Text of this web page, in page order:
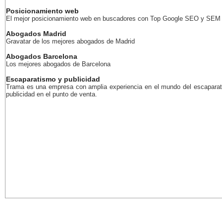
Posicionamiento web
El mejor posicionamiento web en buscadores con Top Google SEO y SEM
Abogados Madrid
Gravatar de los mejores abogados de Madrid
Abogados Barcelona
Los mejores abogados de Barcelona
Escaparatismo y publicidad
Trama es una empresa con amplia experiencia en el mundo del
publicidad en el punto de venta.